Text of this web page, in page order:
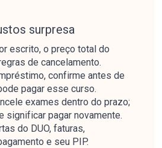
surpresa
escrito, o preço total do
de cancelamento.
confirme antes de
pagar esse curso.
exames dentro do prazo;
significar pagar novamente.
do DUO, faturas,
e seu PIP.